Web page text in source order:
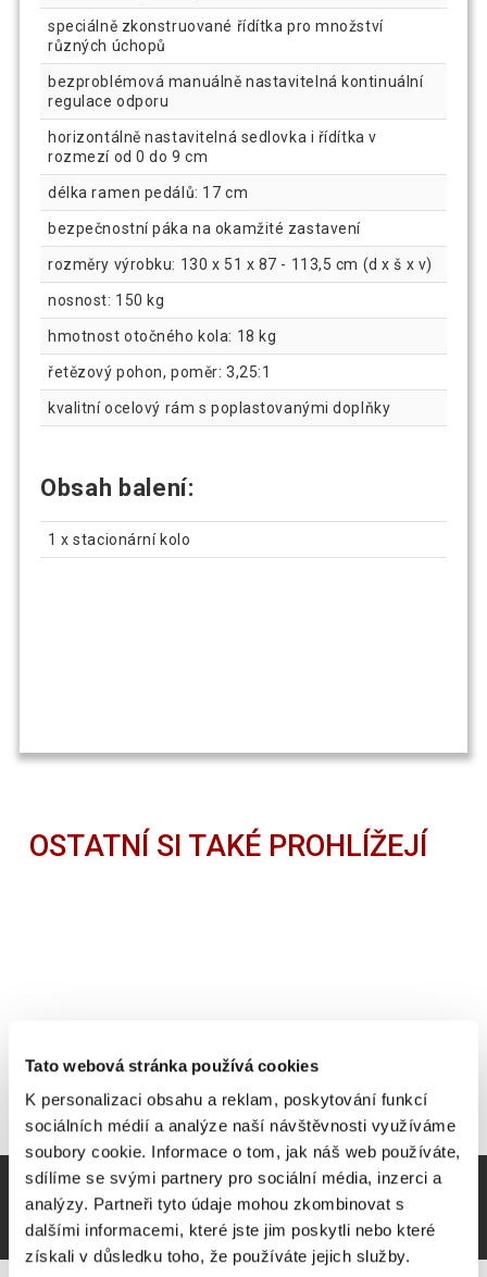
Tato webová stránka používá cookies
K personalizaci obsahu a reklam, poskytování funkcí
sociálních médií a analýze naší návštěvnosti využíváme
soubory cookie. Informace o tom, jak náš web používáte,
sdílíme se svými partnery pro sociální média, inzerci a
analýzy. Partneři tyto údaje mohou zkombinovat s
dalšími informacemi, které jste jim poskytli nebo které
získali v důsledku toho, že používáte jejich služby.
speciálně zkonstruované řídítka pro množství
různých úchopů
bezproblémová manuálně nastavitelná kontinuální
regulace odporu
horizontálně nastavitelná sedlovka i řídítka v
rozmezí od 0 do 9 cm
délka ramen pedálů: 17 cm
bezpečnostní páka na okamžité zastavení
rozměry výrobku: 130 x 51 x 87 - 113,5 cm (d x š x v)
nosnost: 150 kg
hmotnost otočného kola: 18 kg
řetězový pohon, poměr: 3,25:1
kvalitní ocelový rám s poplastovanými doplňky
Obsah balení:
1 x stacionární kolo
OSTATNÍ SI TAKÉ PROHLÍŽEJÍ